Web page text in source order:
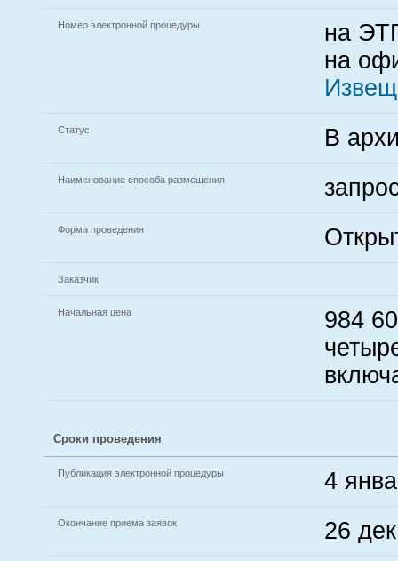
Номер электронной процедуры
на
на
Статус В
Наименование способа размещения
Форма проведения
Заказчик
Начальная цена
984
Сроки проведения
Публикация электронной процедуры 4
Окончание приема заявок 26